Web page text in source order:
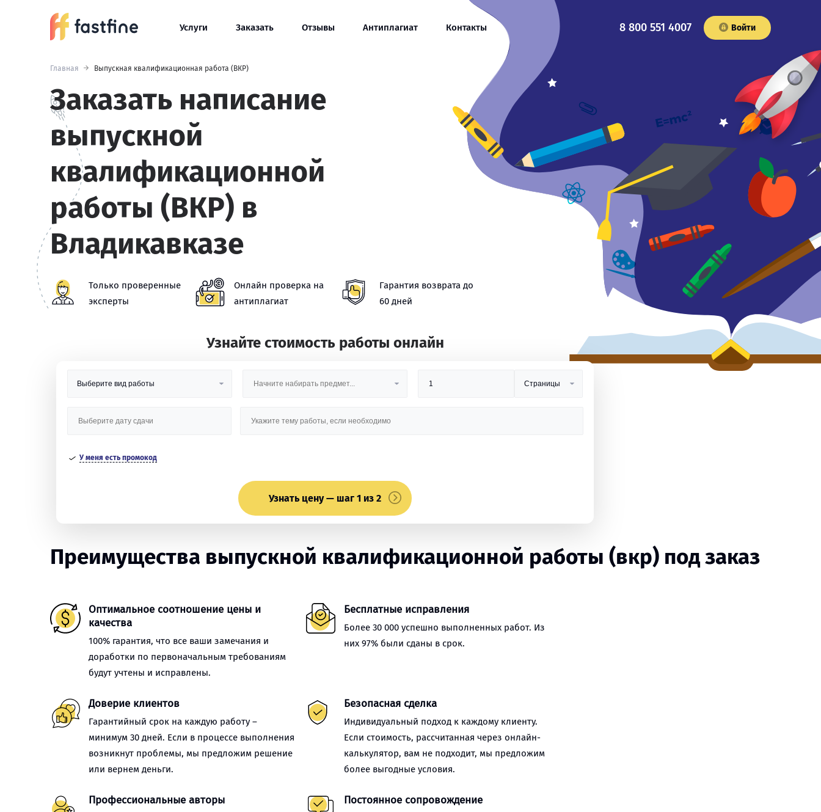
Услуги Заказать Отзывы Антиплагиат Контакты 8 800 551 4007 Войти
Главная Выпускная квалификационная работа (ВКР)
Заказать написание
выпускной
квалификационной
работы (ВКР) в
Владикавказе
Только проверенные
эксперты
Онлайн проверка на
антиплагиат
Гарантия возврата до
60 дней
Узнайте стоимость работы онлайн
У меня есть промокод
Узнать цену — шаг 1 из 2
Преимущества выпускной квалификационной работы (вкр) под заказ
Оптимальное соотношение цены и
качества
100% гарантия, что все ваши замечания и
доработки по первоначальным требованиям
будут учтены и исправлены.
Бесплатные исправления
Более 30 000 успешно выполненных работ. Из
них 97% были сданы в срок.
Доверие клиентов
Гарантийный срок на каждую работу –
минимум 30 дней. Если в процессе выполнения
возникнут проблемы, мы предложим решение
или вернем деньги.
Безопасная сделка
Индивидуальный подход к каждому клиенту.
Если стоимость, рассчитанная через онлайн-
калькулятор, вам не подходит, мы предложим
более выгодные условия.
Профессиональные авторы Постоянное сопровождение